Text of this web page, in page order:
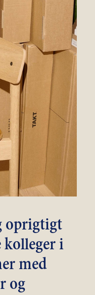
oprigtigt
kolleger i
med
og